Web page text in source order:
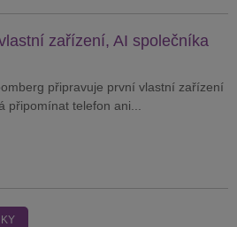
zařízení, AI společníka
připravuje první vlastní zařízení
připomínat telefon ani...